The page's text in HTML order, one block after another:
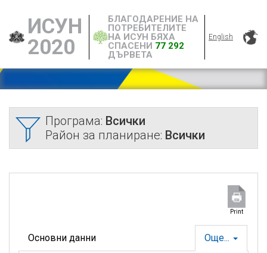
ИСУН
2020
БЛАГОДАРЕНИЕ НА
ПОТРЕБИТЕЛИТЕ
НА ИСУН БЯХА
СПАСЕНИ 77 292
ДЪРВЕТА
English
Програма: Всички
Район за планиране: Всички
Print
Още...
Основни данни